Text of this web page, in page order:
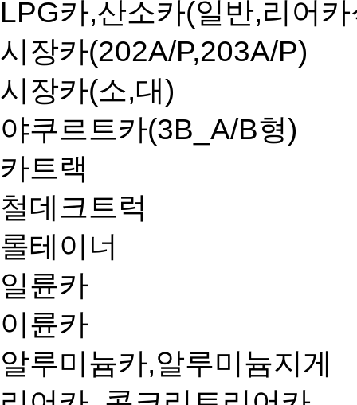
LPG카,산소카(일반,리어
시장카(202A/P,203A/P)
시장카(소,대)
야쿠르트카(3B_A/B형)
카트랙
철데크트럭
롤테이너
일륜카
이륜카
알루미늄카,알루미늄지게